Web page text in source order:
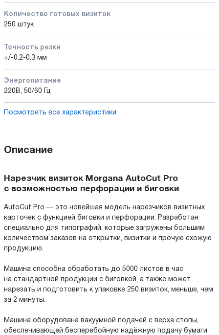
Количество готовых визиток
250 штук
Точность резки
+/-0.2-0.3 мм
Энергопитание
220В, 50/60 Гц
Посмотреть все характеристики
Описание
Нарезчик визиток Morgana AutoCut Pro
с возможностью перфорации и биговки
AutoCut Pro — это новейшая модель нарезчиков визитных
карточек с функцией биговки и перфорации. Разработан
специально для типографий, которые загружены большим
количеством заказов на открытки, визитки и прочую схожую
продукцию.
Машина способна обработать до 5000 листов в час
на стандартной продукции с биговкой, а также может
нарезать и подготовить к упаковке 250 визиток, меньше, чем
за 2 минуты.
Машина оборудована вакуумной подачей с верха стопы,
обеспечивающей бесперебойную надёжную подачу бумаги